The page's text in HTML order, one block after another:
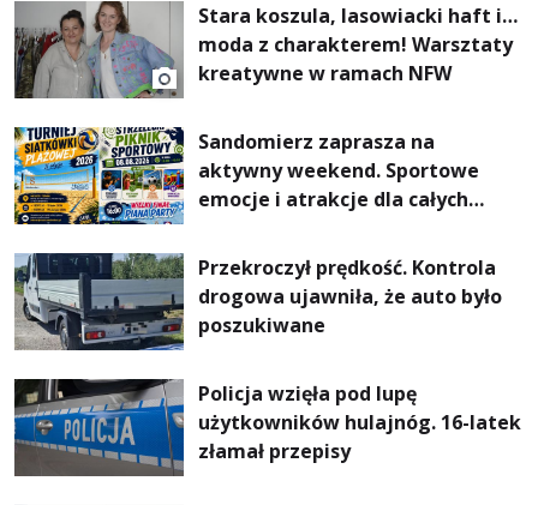
Stara koszula, lasowiacki haft i…
moda z charakterem! Warsztaty
kreatywne w ramach NFW
Sandomierz zaprasza na
aktywny weekend. Sportowe
emocje i atrakcje dla całych
Przekroczył prędkość. Kontrola
drogowa ujawniła, że auto było
poszukiwane
Policja wzięła pod lupę
użytkowników hulajnóg. 16-latek
złamał przepisy